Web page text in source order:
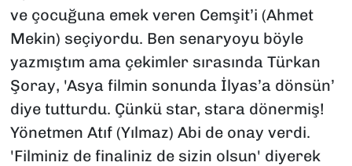
ve çocuğuna emek veren Cemşit’i (Ahmet
Mekin) seçiyordu. Ben senaryoyu böyle
yazmıştım ama çekimler sırasında Türkan
Şoray, 'Asya filmin sonunda İlyas’a dönsün’
diye tutturdu. Çünkü star, stara dönermiş!
Yönetmen Atıf (Yılmaz) Abi de onay verdi.
'Filminiz de finaliniz de sizin olsun' diyerek